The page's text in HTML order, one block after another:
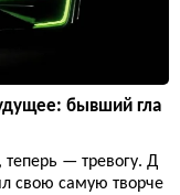
бывший гла
— тревогу. Д
свою самую творче